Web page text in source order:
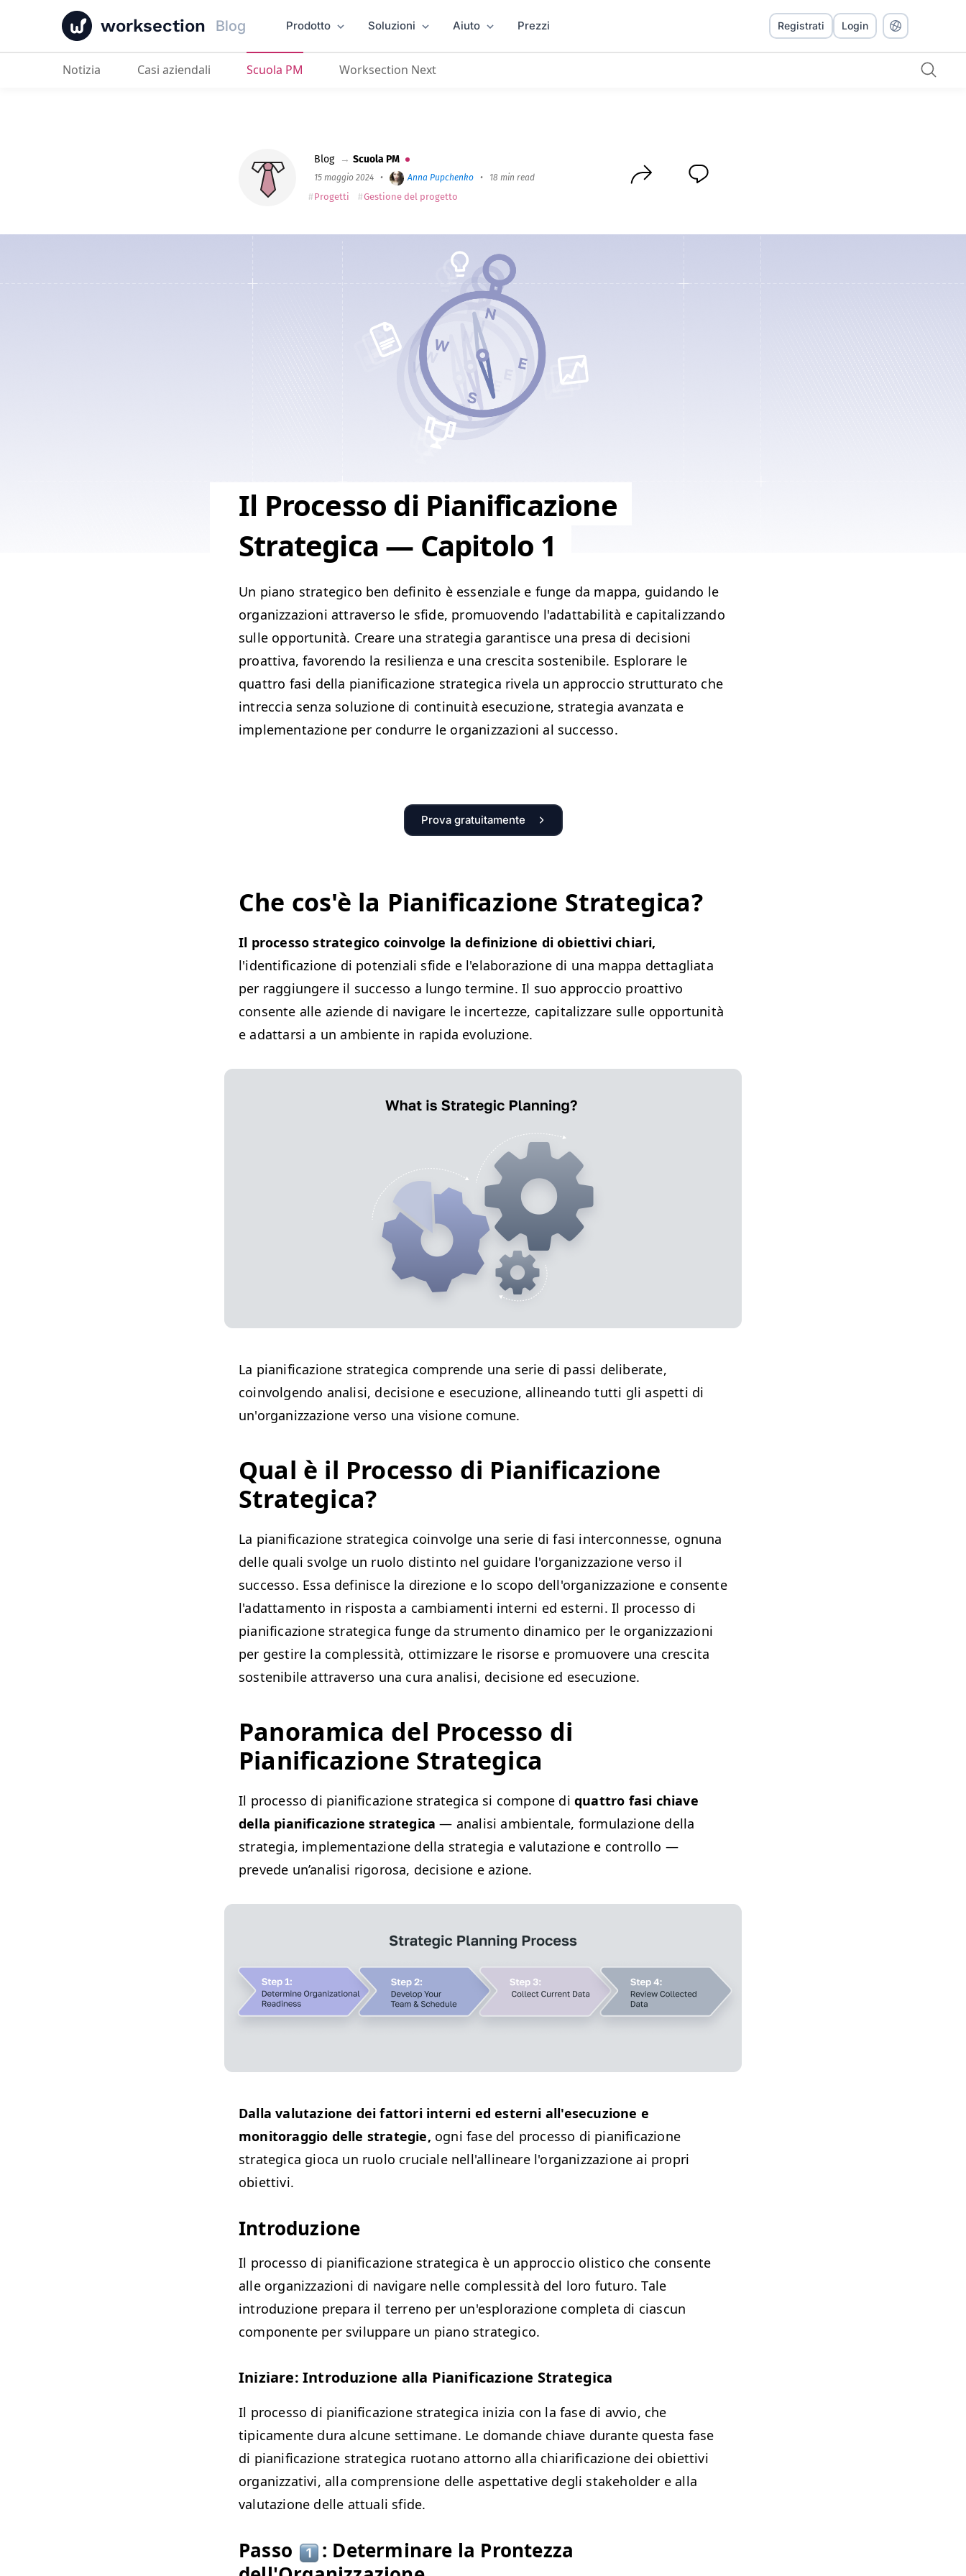
worksection Blog Prodotto Soluzioni Aiuto Prezzi
Il Processo di Pianificazione Strategica — Capitolo 1
Registrati Login
Notizia Casi aziendali Scuola PM Worksection Next
Blog → Scuola PM
15 maggio 2024 • Anna Pupchenko • 18 min read
Progetti Gestione del progetto
Il Processo di Pianificazione
Strategica — Capitolo 1
Un piano strategico ben definito è essenziale e funge da mappa, guidando le
organizzazioni attraverso le sfide, promuovendo l'adattabilità e capitalizzando
sulle opportunità. Creare una strategia garantisce una presa di decisioni
proattiva, favorendo la resilienza e una crescita sostenibile. Esplorare le
quattro fasi della pianificazione strategica rivela un approccio strutturato che
intreccia senza soluzione di continuità esecuzione, strategia avanzata e
implementazione per condurre le organizzazioni al successo.
Prova gratuitamente
Che cos'è la Pianificazione Strategica?
Il processo strategico coinvolge la definizione di obiettivi chiari,
l'identificazione di potenziali sfide e l'elaborazione di una mappa dettagliata
per raggiungere il successo a lungo termine. Il suo approccio proattivo
consente alle aziende di navigare le incertezze, capitalizzare sulle opportunità
e adattarsi a un ambiente in rapida evoluzione.
La pianificazione strategica comprende una serie di passi deliberate,
coinvolgendo analisi, decisione e esecuzione, allineando tutti gli aspetti di
un'organizzazione verso una visione comune.
Qual è il Processo di Pianificazione
Strategica?
La pianificazione strategica coinvolge una serie di fasi interconnesse, ognuna
delle quali svolge un ruolo distinto nel guidare l'organizzazione verso il
successo. Essa definisce la direzione e lo scopo dell'organizzazione e consente
l'adattamento in risposta a cambiamenti interni ed esterni. Il processo di
pianificazione strategica funge da strumento dinamico per le organizzazioni
per gestire la complessità, ottimizzare le risorse e promuovere una crescita
sostenibile attraverso una cura analisi, decisione ed esecuzione.
Panoramica del Processo di
Pianificazione Strategica
Il processo di pianificazione strategica si compone di quattro fasi chiave
della pianificazione strategica — analisi ambientale, formulazione della
strategia, implementazione della strategia e valutazione e controllo —
prevede un’analisi rigorosa, decisione e azione.
Dalla valutazione dei fattori interni ed esterni all'esecuzione e
monitoraggio delle strategie, ogni fase del processo di pianificazione
strategica gioca un ruolo cruciale nell'allineare l'organizzazione ai propri
obiettivi.
Introduzione
Il processo di pianificazione strategica è un approccio olistico che consente
alle organizzazioni di navigare nelle complessità del loro futuro. Tale
introduzione prepara il terreno per un'esplorazione completa di ciascun
componente per sviluppare un piano strategico.
Iniziare: Introduzione alla Pianificazione Strategica
Il processo di pianificazione strategica inizia con la fase di avvio, che
tipicamente dura alcune settimane. Le domande chiave durante questa fase
di pianificazione strategica ruotano attorno alla chiarificazione dei obiettivi
organizzativi, alla comprensione delle aspettative degli stakeholder e alla
valutazione delle attuali sfide.
Passo
: Determinare la Prontezza